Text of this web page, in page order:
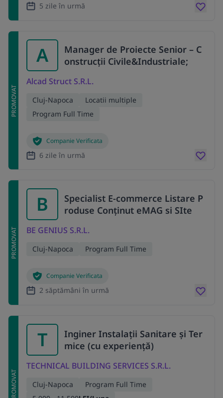
5 zile în urmă
PROMOVAT
A
Manager de Proiecte Senior – C
onstrucții Civile&Industriale;
Alcad Struct S.R.L.
Cluj-Napoca
Locatii multiple
Program Full Time
Companie Verificata
6 zile în urmă
PROMOVAT
B
Specialist E-commerce Listare P
roduse Conținut eMAG si SIte
BE GENIUS S.R.L.
Cluj-Napoca Program Full Time
Companie Verificata
2 săptămâni în urmă
PROMOVAT
T
Inginer Instalații Sanitare și Ter
mice (cu experiență)
TECHNICAL BUILDING SERVICES S.R.L.
Cluj-Napoca
Program Full Time